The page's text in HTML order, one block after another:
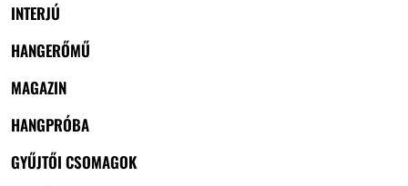
INTERJÚ
HANGERŐMŰ
MAGAZIN
HANGPRÓBA
GYŰJTŐI CSOMAGOK